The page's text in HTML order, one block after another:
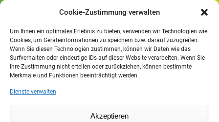
Cookie-Zustimmung verwalten
Um Ihnen ein optimales Erlebnis zu bieten, verwenden wir Technologien wie
Cookies, um Geräteinformationen zu speichern bzw. darauf zuzugreifen.
Wenn Sie diesen Technologien zustimmen, können wir Daten wie das
Surfverhalten oder eindeutige IDs auf dieser Website verarbeiten. Wenn Sie
Ihre Zustimmung nicht erteilen oder zurückziehen, können bestimmte
Merkmale und Funktionen beeinträchtigt werden.
Dienste verwalten
Akzeptieren
Rheinlandstraße 80
Öffnungszeiten
Mo. - Fr.
07.30 - 13.00 Uhr
Mo. - Do.
13:30 - 15.30 Uhr
Datenschutzerklärung